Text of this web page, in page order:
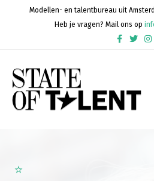
Modellen- en talentbureau uit
Heb je vragen? Mail ons op
FacebookTwitter